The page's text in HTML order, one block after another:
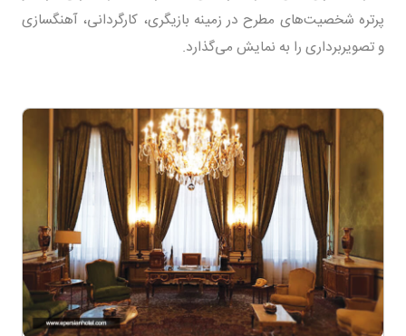
پرتره شخصیت‌های مطرح در زمینه بازیگری، کارگردانی، آهنگسازی
و تصویر‌برداری را به نمایش می‌گذارد.